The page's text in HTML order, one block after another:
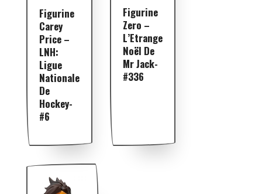
Figurine
Carey
Price –
LNH:
Ligue
Nationale
De
Hockey-
#6
Figurine
Zero –
L’Etrange
Noël De
Mr Jack-
#336